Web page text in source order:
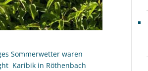
Sommerwetter waren
 Karibik in Röthenbach